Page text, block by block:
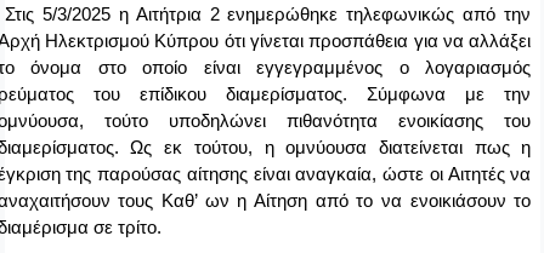
Στις 5/3/2025 η Αιτήτρια 2 ενημερώθηκε τηλεφωνικώς από την
Ηλεκτρισμού Κύπρου ότι γίνεται προσπάθεια για να αλλάξει
όνομα στο οποίο είναι εγγεγραμμένος ο λογαριασμός
του επίδικου διαμερίσματος. Σύμφωνα με την
τούτο υποδηλώνει πιθανότητα ενοικίασης του
Ως εκ τούτου, η ομνύουσα διατείνεται πως η
της παρούσας αίτησης είναι αναγκαία, ώστε οι Αιτητές να
τους Καθ’ ων η Αίτηση από το να ενοικιάσουν το
σε τρίτο.